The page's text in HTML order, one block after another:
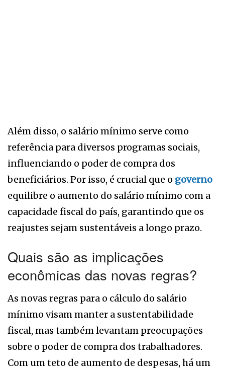
Além disso, o salário mínimo serve como
referência para diversos programas sociais,
influenciando o poder de compra dos
beneficiários. Por isso, é crucial que o governo
equilibre o aumento do salário mínimo com a
capacidade fiscal do país, garantindo que os
reajustes sejam sustentáveis a longo prazo.
Quais são as implicações
econômicas das novas regras?
As novas regras para o cálculo do salário
mínimo visam manter a sustentabilidade
fiscal, mas também levantam preocupações
sobre o poder de compra dos trabalhadores.
Com um teto de aumento de despesas, há um